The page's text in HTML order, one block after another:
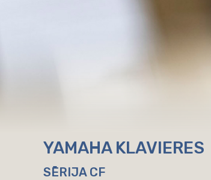
YAMAHA KLAVIERES
SĒRIJA CF